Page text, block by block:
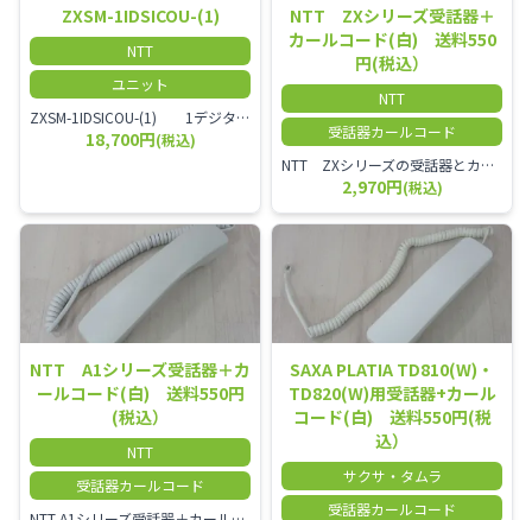
ZXSM-1IDSICOU-(1)
NTT
ユニット
ZXSM-1IDSICOU-(1) 1デジタル局線ユニット
18,700円(税込)
NTT ZXシリーズ受話器＋
カールコード(白) 送料550
円(税込）
NTT
受話器カールコード
NTT ZXシリーズの受話器とカールコードセット／本商品は中古品となります。 写真では分かりにくいキズ・汚れなどの使用感があります。 経年変化で日焼けの色味が強くなる場合がございます。 予めご理解・ご了承頂きますようお願いいたします。
2,970円(税込)
NTT A1シリーズ受話器＋カ
ールコード(白) 送料550円
(税込）
NTT
受話器カールコード
SAXA PLATIA TD810(W)・
TD820(W)用受話器+カール
コード(白) 送料550円(税
込）
サクサ・タムラ
受話器カールコード